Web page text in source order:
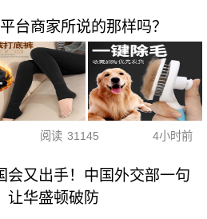
台商家所说的那样吗？
阅读 31145 4小时前
会又出手！中国外交部一句
让华盛顿破防